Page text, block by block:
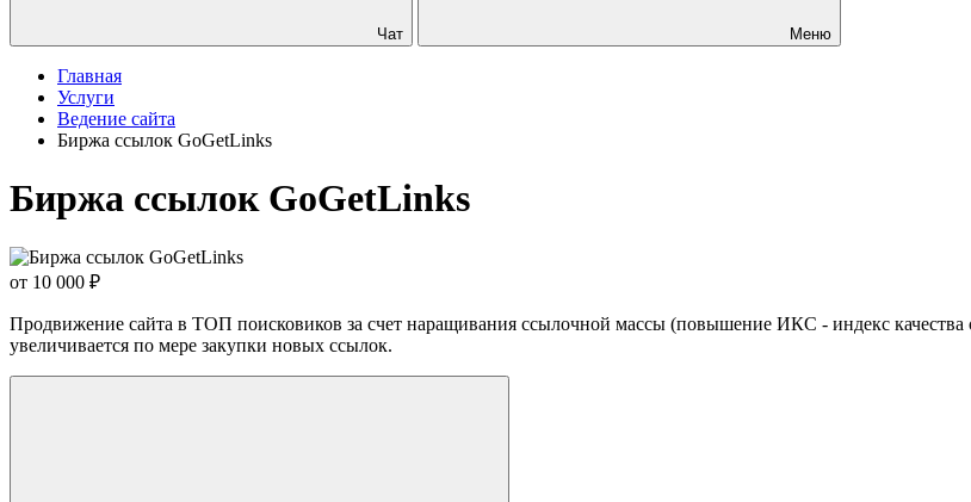
Чат Меню
Главная
Услуги
Ведение сайта
Биржа ссылок GoGetLinks
Биржа ссылок GoGetLinks
от 10 000 ₽
Продвижение сайта в ТОП поисковиков за счет наращивания ссылочной массы (повышение ИКС - индекс качества
увеличивается по мере закупки новых ссылок.